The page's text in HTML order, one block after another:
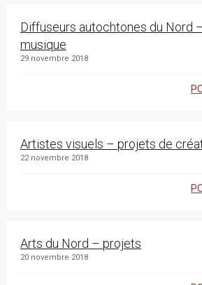
Diffuseurs autochtones du Nord
musique
29 novembre 2018
Artistes visuels – projets de
22 novembre 2018
Arts du Nord – projets
20 novembre 2018